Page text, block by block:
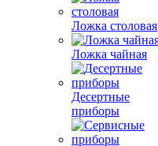
Ложка столовая
Ложка чайная
Десертные
приборы